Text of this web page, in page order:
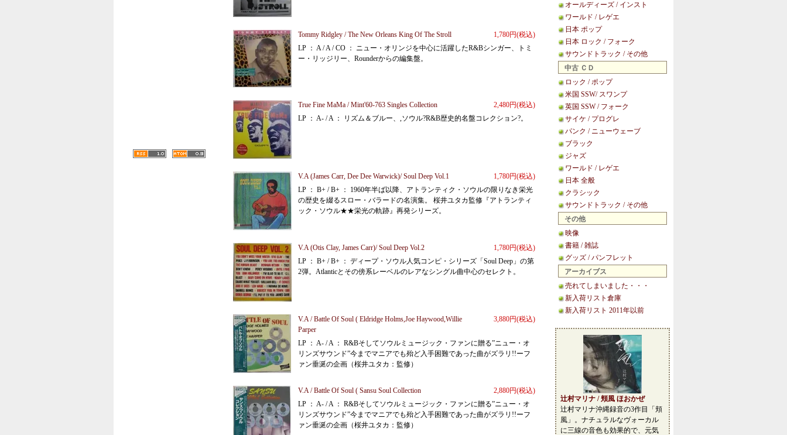
オールディーズ / インスト
ワールド / レゲエ
日本 ポップ
日本 ロック / フォーク
サウンドトラック / その他
中古 ＣＤ
ロック / ポップ
米国 SSW/ スワンプ
英国 SSW / フォーク
サイケ / プログレ
パンク / ニューウェーブ
ブラック
ジャズ
ワールド / レゲエ
日本 全般
クラシック
サウンドトラック / その他
その他
映像
書籍 / 雑誌
グッズ / パンフレット
アーカイブス
売れてしまいました・・・
新入荷リスト倉庫
新入荷リスト 2011年以前
辻村マリナ / 頬風 ほおかぜ
辻村マリナ沖縄録音の3作目「頬
風」。ナチュラルなヴォーカル
に三線の音色も効果的で、元気
1,780円(税込)
Tommy Ridgley / The New Orleans King Of The Stroll
LP ： A / A / CO ： ニュー・オリンジを中心に活躍したR&Bシンガー、トミ
ー・リッジリー、Rounderからの編集盤。
2,480円(税込)
True Fine MaMa / Mint'60-763 Singles Collection
LP ： A- / A ： リズム＆ブルー、,ソウル?R&B歴史的名盤コレクション?。
1,780円(税込)
V.A (James Carr, Dee Dee Warwick)/ Soul Deep Vol.1
LP ： B+ / B+ ： 1960年半ば以降、アトランティク・ソウルの限りなき栄光
の歴史を綴るスロー・バラードの名演集。 桜井ユタカ監修『アトランティ
ック・ソウル★★栄光の軌跡』再発シリーズ。
1,780円(税込)
V.A (Otis Clay, James Carr)/ Soul Deep Vol.2
LP ： B+ / B+ ： ディープ・ソウル人気コンピ・シリーズ「Soul Deep」の第
2弾。Atlanticとその傍系レーベルのレアなシングル曲中心のセレクト。
3,880円(税込)
V.A / Battle Of Soul ( Eldridge Holms,Joe Haywood,Willie
Parper
LP ： A- / A ： R&Bそしてソウルミュージック・ファンに贈る”ニュー・オ
リンズサウンド”今までマニアでも殆ど入手困難であった曲がズラリ!!ーフ
ァン垂涎の企画（桜井ユタカ：監修）
2,880円(税込)
V.A / Battle Of Soul ( Sansu Soul Collection
LP ： A- / A ： R&Bそしてソウルミュージック・ファンに贈る”ニュー・オ
リンズサウンド”今までマニアでも殆ど入手困難であった曲がズラリ!!ーフ
ァン垂涎の企画（桜井ユタカ：監修）